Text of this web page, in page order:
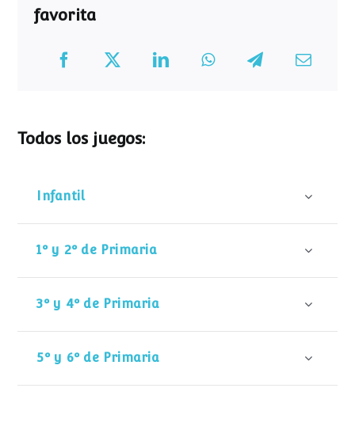
favorita
Todos los juegos:
Infantil
1º y 2º de Primaria
3º y 4º de Primaria
5º y 6º de Primaria